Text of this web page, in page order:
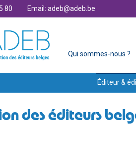
80 Email: adeb@adeb.be
Qui sommes-nous ?
Éditeur &
des éditeurs